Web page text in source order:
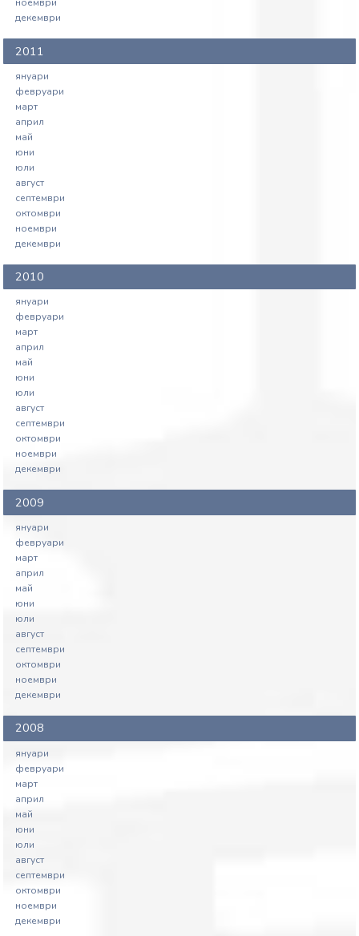
ноември
декември
2011
януари
февруари
март
април
май
юни
юли
август
септември
октомври
ноември
декември
2010
януари
февруари
март
април
май
юни
юли
август
септември
октомври
ноември
декември
2009
януари
февруари
март
април
май
юни
юли
август
септември
октомври
ноември
декември
2008
януари
февруари
март
април
май
юни
юли
август
септември
октомври
ноември
декември